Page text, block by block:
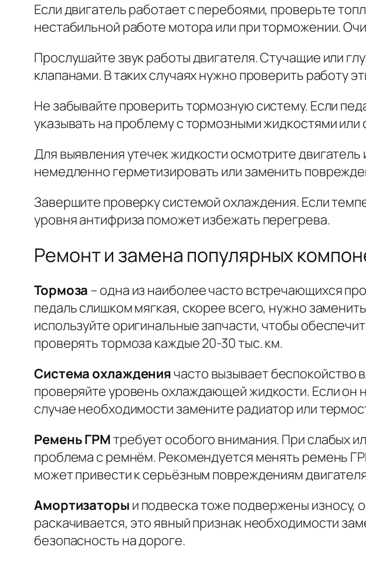
Если двигатель работает с перебоями, проверьте
нестабильной работе мотора или при торможении.
Прослушайте звук работы двигателя. Стучащие или
клапанами. В таких случаях нужно проверить работу
Не забывайте проверить тормозную систему. Если
указывать на проблему с тормозными жидкостями
Для выявления утечек жидкости осмотрите
немедленно герметизировать или заменить
Завершите проверку системой охлаждения. Если
уровня антифриза поможет избежать перегрева.
Ремонт и замена популярных
Тормоза – одна из наиболее часто встречающихся
педаль слишком мягкая, скорее всего, нужно
используйте оригинальные запчасти, чтобы
проверять тормоза каждые 20-30 тыс. км.
Система охлаждениячасто вызывает беспокойство
проверяйте уровень охлаждающей жидкости. Если он
случае необходимости замените радиатор или
Ремень ГРМтребует особого внимания. При слабых
проблема с ремнём. Рекомендуется менять ремень
может привести к серьёзным повреждениям
Амортизаторы и подвеска тоже подвержены износу,
раскачивается, это явный признак необходимости
безопасность на дороге.